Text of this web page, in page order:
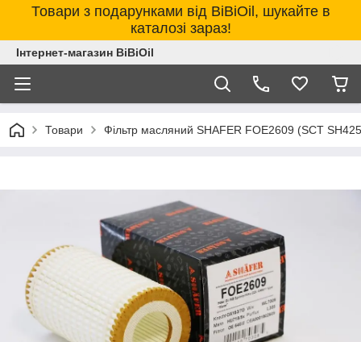
Товари з подарунками від BiBiOil, шукайте в
каталозі зараз!
Інтернет-магазин BiBiOil
Товари Фільтр масляний SHAFER FOE2609 (SCT